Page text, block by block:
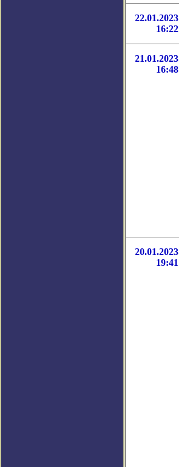
22.01.2023
16:22
21.01.2023
16:48
20.01.2023
19:41